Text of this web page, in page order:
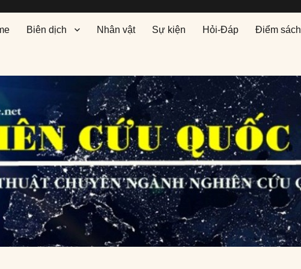
Biên dịch Nhân vật Sự kiện Hỏi-Đáp Điểm sách